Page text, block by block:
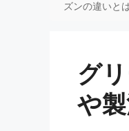
ズンの違いと
グ
や